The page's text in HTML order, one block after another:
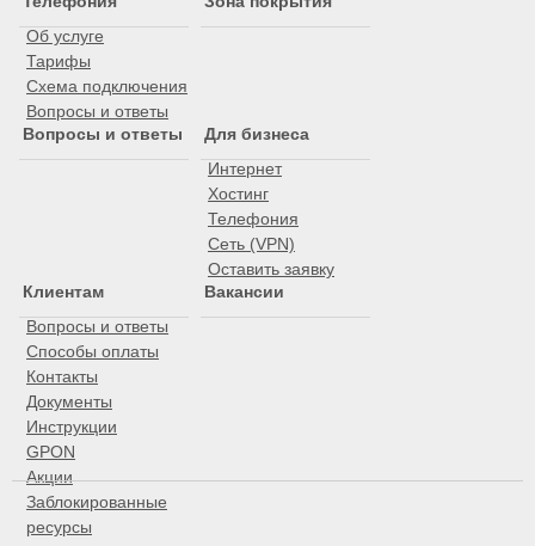
Об услуге
Тарифы
Схема подключения
Вопросы и ответы
Вопросы и ответы
Для бизнеса
Интернет
Хостинг
Телефония
Сеть (VPN)
Оставить заявку
Клиентам
Вопросы и ответы
Способы оплаты
Контакты
Документы
Инструкции
GPON
Акции
Заблокированные
ресурсы
Вакансии